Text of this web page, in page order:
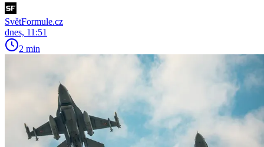
SvětFormule.cz
dnes, 11:51
2 min